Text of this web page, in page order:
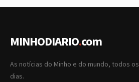
MINHODIARIO.com
As notícias do Minho e do mundo, todos os
dias.